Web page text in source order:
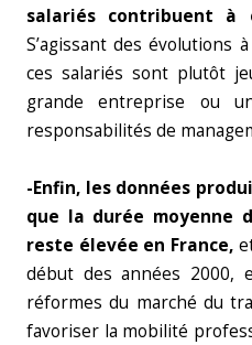
salariés contribuent à
S’agissant des évolutions
ces salariés sont plutôt
grande entreprise ou
responsabilités de
-Enfin, les données
que la durée moyenne
reste élevée en France,
début des années 2000,
réformes du marché du
favoriser la mobilité